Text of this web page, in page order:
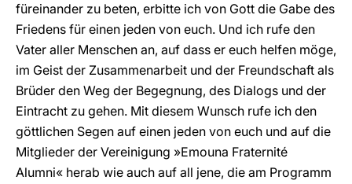
füreinander zu beten, erbitte ich von Gott die Gabe des
Friedens für einen jeden von euch. Und ich rufe den
Vater aller Menschen an, auf dass er euch helfen möge,
im Geist der Zusammenarbeit und der Freundschaft als
Brüder den Weg der Begegnung, des Dialogs und der
Eintracht zu gehen. Mit diesem Wunsch rufe ich den
göttlichen Segen auf einen jeden von euch und auf die
Mitglieder der Vereinigung »Emouna Fraternité
Alumni« herab wie auch auf all jene, die am Programm